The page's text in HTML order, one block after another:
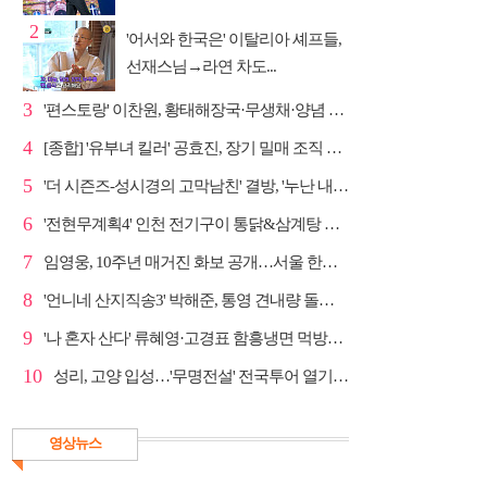
2
'어서와 한국은' 이탈리아 셰프들,
선재스님→라연 차도...
3 '편스토랑' 이찬원, 황태해장국·무생채·양념 목살구이 ...
4 [종합] '유부녀 킬러' 공효진, 장기 밀매 조직 소탕…4...
5 '더 시즌즈-성시경의 고막남친' 결방, '누난 내게 여자...
6 '전현무계획4' 인천 전기구이 통닭&삼계탕 노포 맛집 탐방
7 임영웅, 10주년 매거진 화보 공개…서울 한복판 대형 현...
8 '언니네 산지직송3' 박해준, 통영 견내량 돌미역 조업 ...
9 '나 혼자 산다' 류혜영·고경표 함흥냉면 먹방→남산 산책
10 성리, 고양 입성…'무명전설' 전국투어 열기 지속
영상뉴스